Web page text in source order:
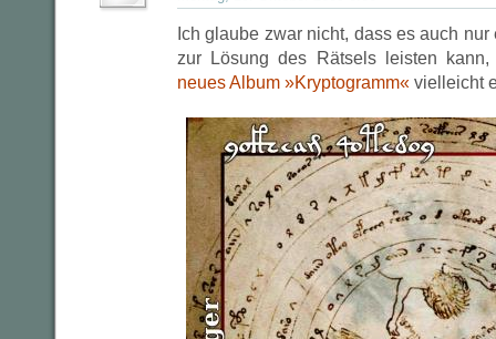
Ich glaube zwar nicht, dass es auch
zur Lösung des Rätsels leisten
neues Album »Kryptogramm« vielleicht